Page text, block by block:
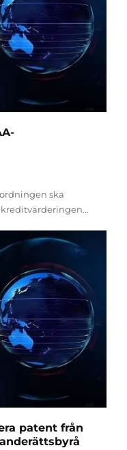
ska
patent från